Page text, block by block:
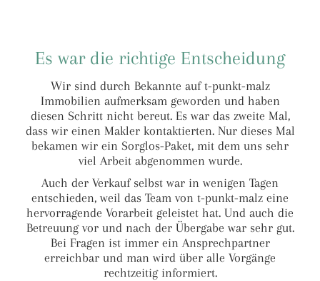
Es war die richtige Entscheidung
Wir sind durch Bekannte auf t-punkt-malz
Immobilien aufmerksam geworden und haben
diesen Schritt nicht bereut. Es war das zweite Mal,
dass wir einen Makler kontaktierten. Nur dieses Mal
bekamen wir ein Sorglos-Paket, mit dem uns sehr
viel Arbeit abgenommen wurde.
Auch der Verkauf selbst war in wenigen Tagen
entschieden, weil das Team von t-punkt-malz eine
hervorragende Vorarbeit geleistet hat. Und auch die
Betreuung vor und nach der Übergabe war sehr gut.
Bei Fragen ist immer ein Ansprechpartner
erreichbar und man wird über alle Vorgänge
rechtzeitig informiert.